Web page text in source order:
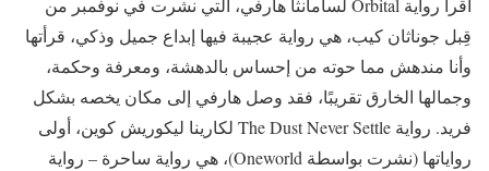
أقرأ رواية Orbital لسامانثا هارفي، التي نشرت في نوفمبر من
قِبل جوناثان كيب، هي رواية عجيبة فيها إبداع جميل وذكي، قرأتها
وأنا مندهش مما حوته من إحساس بالدهشة، ومعرفة وحكمة،
وجمالها الخارق تقريبًا، فقد وصل هارفي إلى مكان يخصه بشكل
فريد. رواية The Dust Never Settle لكارينا ليكوريش كوين، أولى
رواياتها (نشرت بواسطة Oneworld)، هي رواية ساحرة – رواية